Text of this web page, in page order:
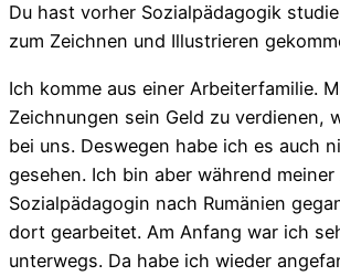
Du hast vorher Sozialpädagogik
zum Zeichnen und Illustrieren
Ich komme aus einer Arbeiterfamilie.
Zeichnungen sein Geld zu verdienen,
bei uns. Deswegen habe ich es auch
gesehen. Ich bin aber während
Sozialpädagogin nach Rumänien
dort gearbeitet. Am Anfang war ich
unterwegs. Da habe ich wieder